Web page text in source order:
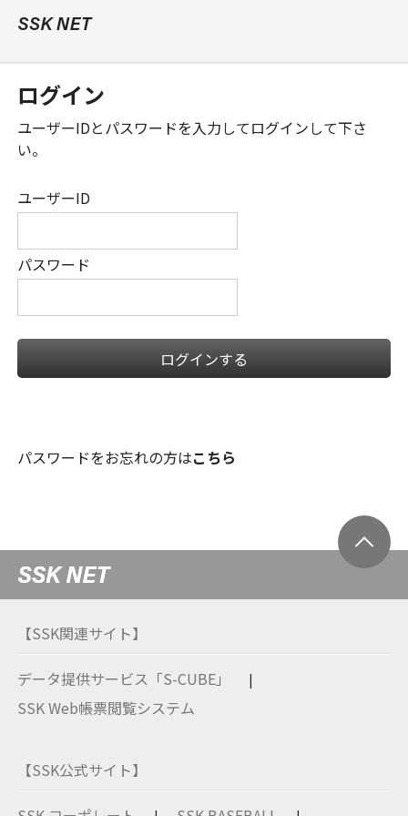
ログイン
ユーザーIDとパスワードを入力してログインして下さ
い。
ユーザーID
パスワード
パスワードをお忘れの方はこちら
【SSK関連サイト】
データ提供サービス「S-CUBE」
SSK Web帳票閲覧システム
【SSK公式サイト】